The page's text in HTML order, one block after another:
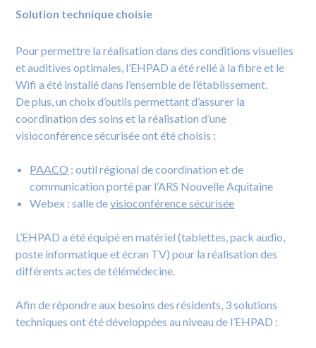
Solution technique choisie
Pour permettre la réalisation dans des conditions visuelles
et auditives optimales, l’EHPAD a été relié à la fibre et le
Wifi a été installé dans l’ensemble de l’établissement.
De plus, un choix d’outils permettant d’assurer la
coordination des soins et la réalisation d’une
visioconférence sécurisée ont été choisis :
PAACO : outil régional de coordination et de
communication porté par l’ARS Nouvelle Aquitaine
Webex : salle devisioconférence sécurisée
L’EHPAD a été équipé en matériel (tablettes, pack audio,
poste informatique et écran TV) pour la réalisation des
différents actes de télémédecine.
Afin de répondre aux besoins des résidents, 3 solutions
techniques ont été développées au niveau de l’EHPAD :